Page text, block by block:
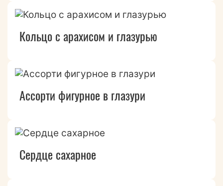
Кольцо с арахисом и глазурью
Ассорти фигурное в глазури
Сердце сахарное